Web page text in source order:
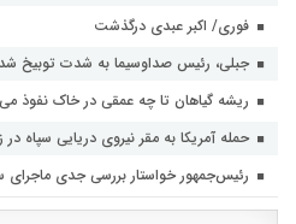
فوری/ اکبر عبدی درگذشت
جبلی، رئیس صداوسیما به شدت توبیخ شد
ریشه گیاهان تا چه عمقی در خاک نفوذ می
حمله آمریکا به مقر نیروی دریایی سپاه در
رئیس‌جمهور خواستار بررسی جدی